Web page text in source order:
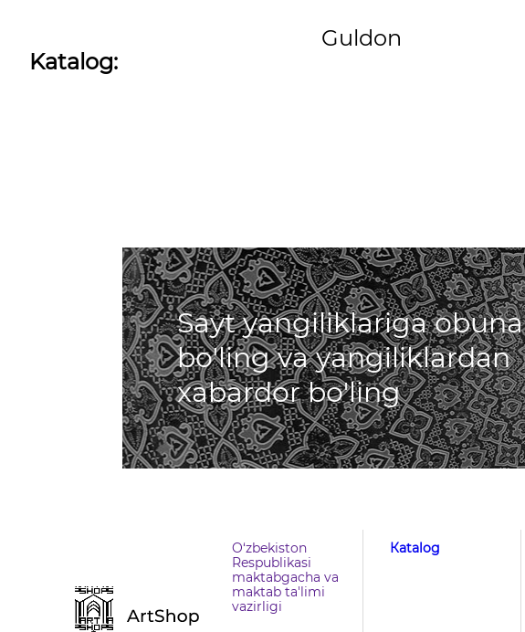
Katalog:
Guldon
Sayt yangiliklariga obuna
bo'ling va yangiliklardan
xabardor bo'ling
O‘zbekiston
Respublikasi
maktabgacha va
maktab ta'limi
vazirligi
Кatalog